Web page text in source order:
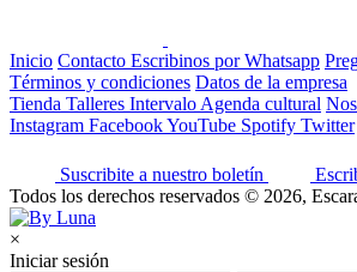
Inicio Contacto Escribinos por Whatsapp
Términos y condiciones Datos de la empresa
Tienda Talleres Intervalo Agenda cultural
Instagram FacebookYouTube Spotify Twitter
Suscribite a nuestro boletín
Todos los derechos reservados © 2026,
×
Iniciar sesión